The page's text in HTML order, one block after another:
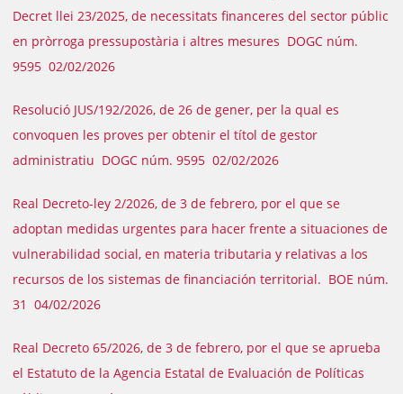
Decret llei 23/2025, de necessitats financeres del sector públic
en pròrroga pressupostària i altres mesures DOGC núm.
9595 02/02/2026
Resolució JUS/192/2026, de 26 de gener, per la qual es
convoquen les proves per obtenir el títol de gestor
administratiu DOGC núm. 9595 02/02/2026
Real Decreto-ley 2/2026, de 3 de febrero, por el que se
adoptan medidas urgentes para hacer frente a situaciones de
vulnerabilidad social, en materia tributaria y relativas a los
recursos de los sistemas de financiación territorial. BOE núm.
31 04/02/2026
Real Decreto 65/2026, de 3 de febrero, por el que se aprueba
el Estatuto de la Agencia Estatal de Evaluación de Políticas